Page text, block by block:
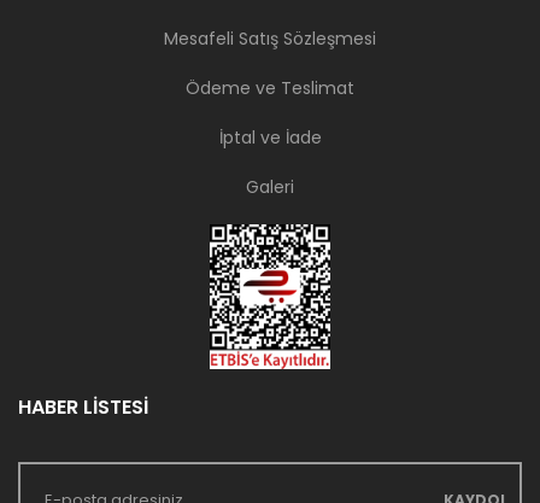
Mesafeli Satış Sözleşmesi
Ödeme ve Teslimat
İptal ve İade
Galeri
HABER LİSTESİ